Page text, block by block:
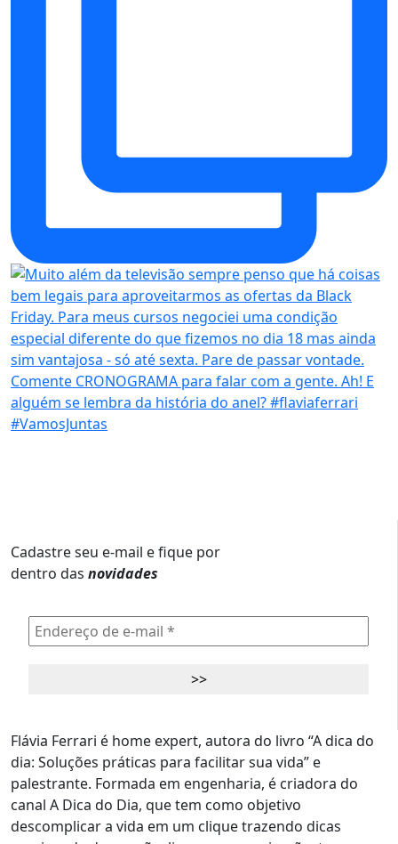
Cadastre seu e-mail e fique por
dentro das novidades
Flávia Ferrari é home expert, autora do livro “A dica do
dia: Soluções práticas para facilitar sua vida” e
palestrante. Formada em engenharia, é criadora do
canal A Dica do Dia, que tem como objetivo
descomplicar a vida em um clique trazendo dicas